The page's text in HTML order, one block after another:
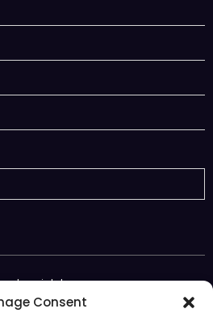
Consent
parteneriatul european
100% electric în transport